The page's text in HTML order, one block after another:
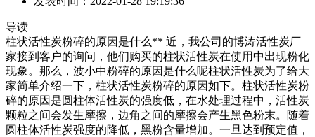
导读
柱状活性炭粉碎的原因是什么** 近，我公司的博涛活性炭厂
家接到客户的询问，他们购买的柱状活性炭在使用中出现粉化
现象。那么，波小中粉碎的原因是什么呢柱状活性炭为了给大
家简单介绍一下，柱状活性炭粉碎的原因如下。柱状活性炭粉
碎的原因是圆柱体活性炭的强度低，在水处理过程中，活性炭
颗粒之间会发生摩擦，边角之间的摩擦会产生黑色粉末。随着
圆柱体活性炭强度的降低，黑粉含量增加。一旦达到预定值，